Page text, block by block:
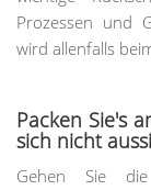
Prozessen und
wird allenfalls
Packen Sie's
sich nicht
Gehen Sie